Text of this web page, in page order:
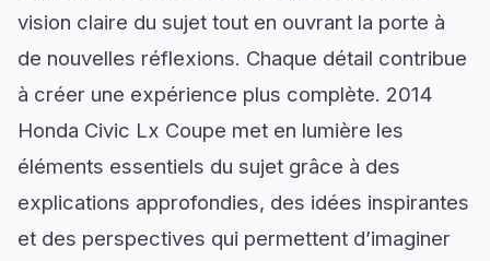
vision claire du sujet tout en ouvrant la porte à
de nouvelles réflexions. Chaque détail contribue
à créer une expérience plus complète. 2014
Honda Civic Lx Coupe met en lumière les
éléments essentiels du sujet grâce à des
explications approfondies, des idées inspirantes
et des perspectives qui permettent d’imaginer